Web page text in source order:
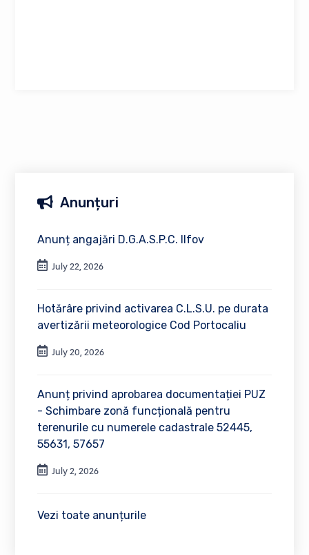
Anunțuri
Anunț angajări D.G.A.S.P.C. Ilfov
July 22, 2026
Hotărâre privind activarea C.L.S.U. pe durata
avertizării meteorologice Cod Portocaliu
July 20, 2026
Anunț privind aprobarea documentației PUZ
- Schimbare zonă funcțională pentru
terenurile cu numerele cadastrale 52445,
55631, 57657
July 2, 2026
Vezi toate anunțurile